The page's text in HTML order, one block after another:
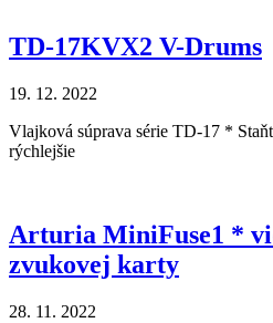
TD-17KVX2 V-Drums
19. 12. 2022
Vlajková súprava série TD-17 *
rýchlejšie
Arturia MiniFuse1 *
zvukovej karty
28. 11. 2022